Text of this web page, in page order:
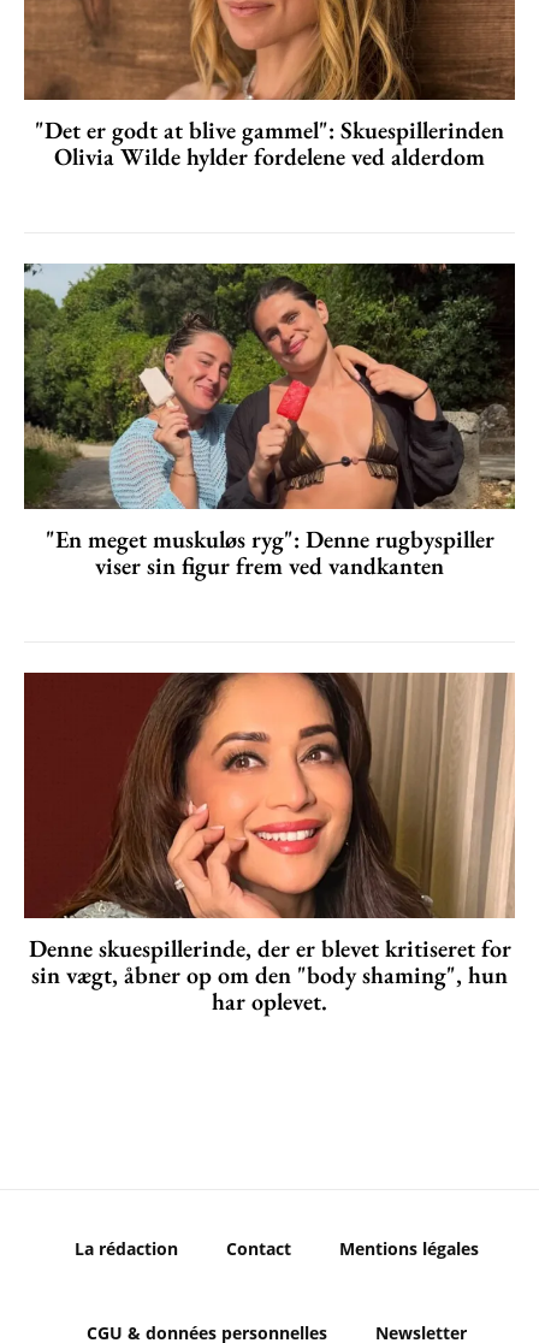
"Det er godt at blive gammel": Skuespillerinden
Olivia Wilde hylder fordelene ved alderdom
"En meget muskuløs ryg": Denne rugbyspiller
viser sin figur frem ved vandkanten
Denne skuespillerinde, der er blevet kritiseret for
sin vægt, åbner op om den "body shaming", hun
har oplevet.
La rédaction Contact Mentions légales
CGU & données personnelles Newsletter